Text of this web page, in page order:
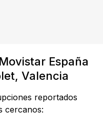
España
Valencia
reportados
cercanos: